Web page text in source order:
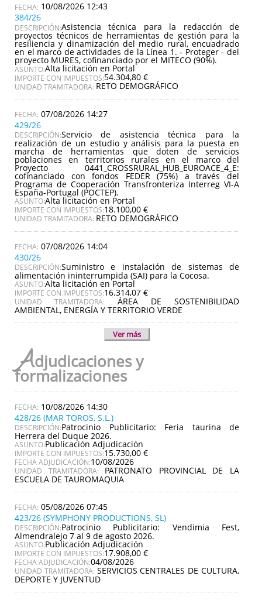
10/08/2026 12:43
384/26
DESCRIPCIÓN:Asistencia técnica para la redacción de
proyectos técnicos de herramientas de gestión para la
resiliencia y dinamización del medio rural, encuadrado
en el marco de actividades de la Línea 1. - Proteger - del
proyecto MURES, cofinanciado por el MITECO (90%).
ASUNTO:Alta licitación en Portal
IMPORTE CON IMPUESTOS:54.304,80 €
UNIDAD TRAMITADORA: RETO DEMOGRÁFICO
07/08/2026 14:27
429/26
DESCRIPCIÓN:Servicio de asistencia técnica para la
realización de un estudio y análisis para la puesta en
marcha de herramientas que doten de servicios
poblaciones en territorios rurales en el marco del
Proyecto 0441_CROSSRURAL_HUB_EUROACE_4_E:
cofinanciado con fondos FEDER (75%) a través del
Programa de Cooperación Transfronteriza Interreg VI-A
España-Portugal (POCTEP).
ASUNTO:Alta licitación en Portal
IMPORTE CON IMPUESTOS:18.100,00 €
UNIDAD TRAMITADORA: RETO DEMOGRÁFICO
07/08/2026 14:04
430/26
DESCRIPCIÓN:Suministro e instalación de sistemas de
alimentación ininterrumpida (SAI) para la Cocosa.
ASUNTO:Alta licitación en Portal
IMPORTE CON IMPUESTOS:16.314,07 €
UNIDAD TRAMITADORA: ÁREA DE SOSTENIBILIDAD
AMBIENTAL, ENERGÍA Y TERRITORIO VERDE
Ver más
Adjudicaciones y
formalizaciones
10/08/2026 14:30
428/26 (MAR TOROS, S.L.)
DESCRIPCIÓN:Patrocinio Publicitario: Feria taurina de
Herrera del Duque 2026.
ASUNTO:Publicación Adjudicación
IMPORTE CON IMPUESTOS:15.730,00 €
FECHA ADJUDICACIÓN:10/08/2026
UNIDAD TRAMITADORA: PATRONATO PROVINCIAL DE LA
ESCUELA DE TAUROMAQUIA
05/08/2026 07:45
423/26 (SYMPHONY PRODUCTIONS, SL)
DESCRIPCIÓN:Patrocinio Publicitario: Vendimia Fest,
Almendralejo 7 al 9 de agosto 2026.
ASUNTO:Publicación Adjudicación
IMPORTE CON IMPUESTOS:17.908,00 €
FECHA ADJUDICACIÓN:04/08/2026
UNIDAD TRAMITADORA: SERVICIOS CENTRALES DE CULTURA,
DEPORTE Y JUVENTUD